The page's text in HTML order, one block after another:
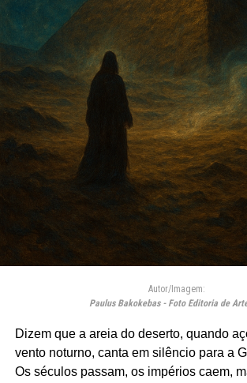
Autor/Imagem:
Paulus Bakokebas - Foto Editoria de
Dizem que a areia do deserto, quando
vento noturno, canta em silêncio para a
Os séculos passam, os impérios caem,